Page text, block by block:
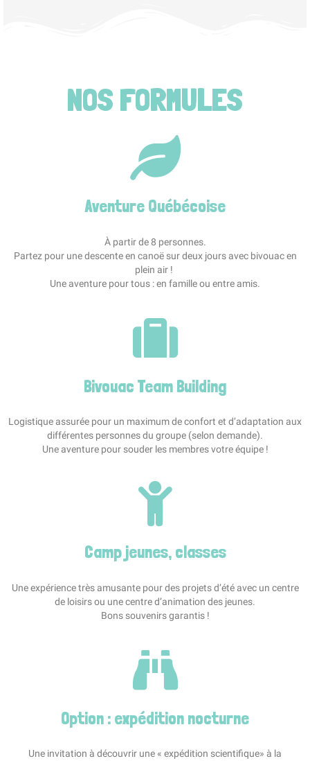
NOS FORMULES
Aventure Québécoise
À partir de 8 personnes.
Partez pour une descente en canoë sur deux jours avec bivouac en
plein air !
Une aventure pour tous : en famille ou entre amis.
Bivouac Team Building
Logistique assurée pour un maximum de confort et d’adaptation aux
différentes personnes du groupe (selon demande).
Une aventure pour souder les membres votre équipe !
Camp jeunes, classes
Une expérience très amusante pour des projets d’été avec un centre
de loisirs ou une centre d’animation des jeunes.
Bons souvenirs garantis !
Option : expédition nocturne
Une invitation à découvrir une « expédition scientifique» à la